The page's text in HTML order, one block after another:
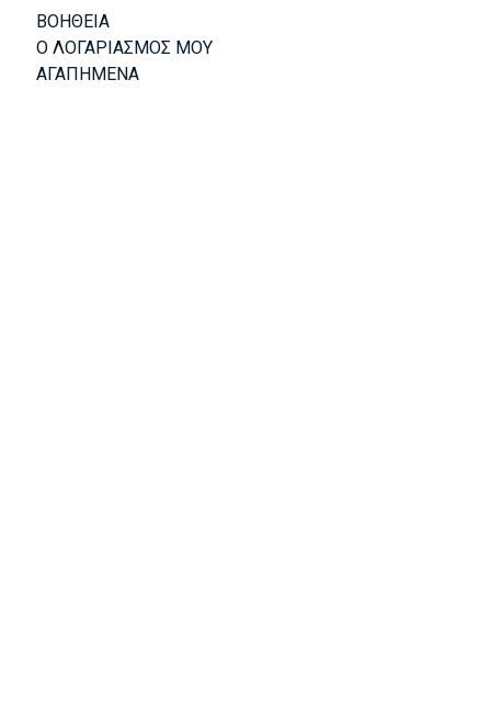
ΒΟΗΘΕΙΑ
Ο ΛΟΓΑΡΙΑΣΜΟΣ ΜΟΥ
ΑΓΑΠΗΜΕΝΑ